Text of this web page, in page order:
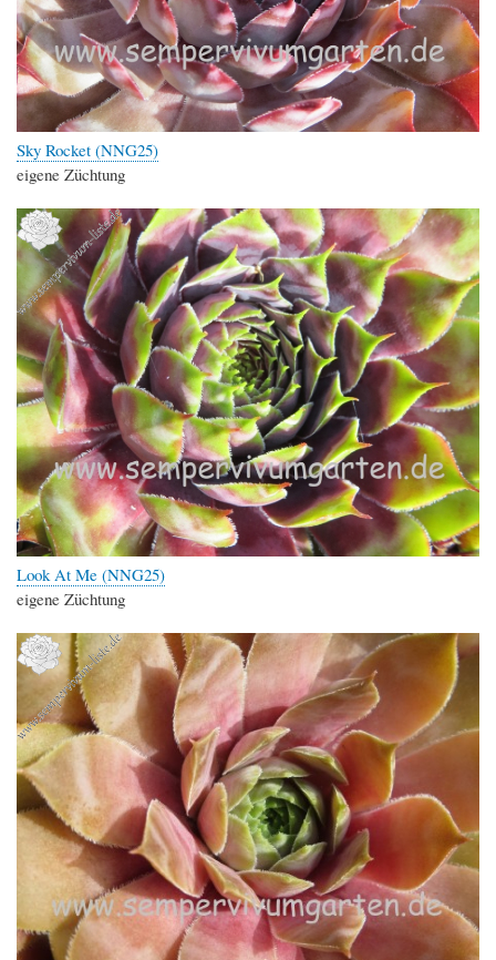
Sky Rocket (NNG25)
eigene Züchtung
Look At Me (NNG25)
eigene Züchtung